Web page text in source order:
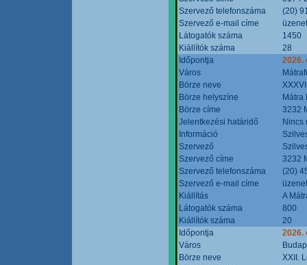
Szervező telefonszáma
(20)
Szervező e-mail címe
Látogatók száma
1450
Kiállítók száma
28
Időpontja
2026.
Város
Börze neve
Börze helyszíne
Mátra
Börze címe
3232
Jelentkezési határidő
Nincs
Információ
Szervező
Szervező címe
3232
Szervező telefonszáma
(20)
Szervező e-mail címe
Kiállítás
A
Látogatók száma
800
Kiállítók száma
20
Időpontja
2026.
Város
Börze neve
XXII.